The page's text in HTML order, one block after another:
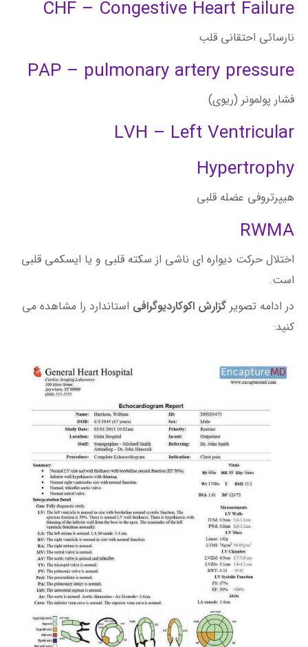
CHF – Congestive Heart Failure
نارسائى احتقانى قلب
PAP – pulmonary artery pressure
فشار پولمونر (ریوی)
LVH – Left Ventricular
Hypertrophy
هیپرتروفی عضله قلبی
RWMA
اختلال حرکت دیواره ای ناشی از سکته قلبی و یا ایسکمی قلبی
است.
در ادامه تصویر گزارش اکوکاردیوگرافی استاندارد را مشاهده می
کنید: